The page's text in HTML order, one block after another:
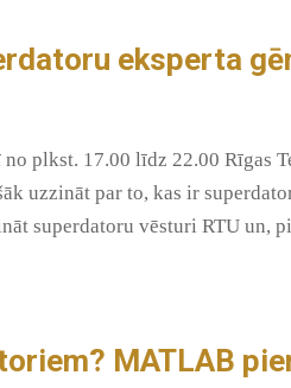
eksperta
plkst. 17.00 līdz 22.00 Rīgas
uzzināt par to, kas ir
superdatoru vēsturi RTU un,
MATLAB